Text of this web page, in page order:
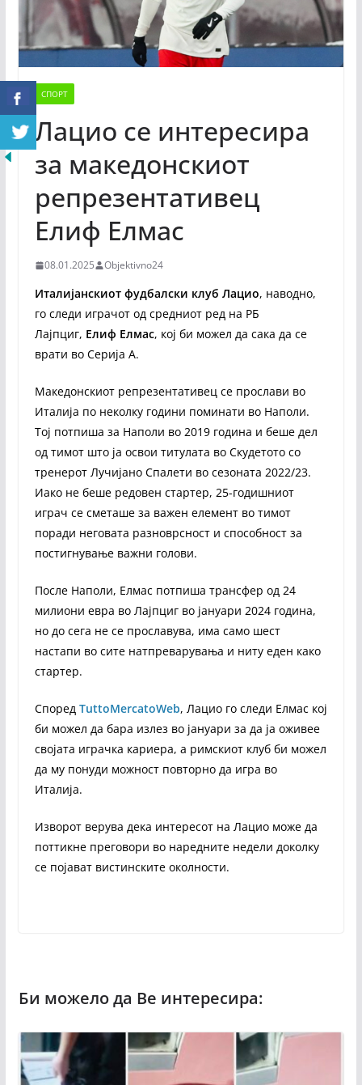
СПОРТ
Лацио се интересира
за македонскиот
репрезентативец
Елиф Елмас
08.01.2025 Objektivno24
Италијанскиот фудбалски клуб Лацио, наводно,
го следи играчот од средниот ред на РБ
Лајпциг, Елиф Елмас, кој би можел да сака да се
врати во Серија А.
Македонскиот репрезентативец се прослави во
Италија по неколку години поминати во Наполи.
Тој потпиша за Наполи во 2019 година и беше дел
од тимот што ја освои титулата во Скудетото со
тренерот Лучијано Спалети во сезоната 2022/23.
Иако не беше редовен стартер, 25-годишниот
играч се сметаше за важен елемент во тимот
поради неговата разноврсност и способност за
постигнување важни голови.
После Наполи, Елмас потпиша трансфер од 24
милиони евра во Лајпциг во јануари 2024 година,
но до сега не се прославува, има само шест
настапи во сите натпреварувања и ниту еден како
стартер.
Според TuttoMercatoWeb, Лацио го следи Елмас кој
би можел да бара излез во јануари за да ја оживее
својата играчка кариера, а римскиот клуб би можел
да му понуди можност повторно да игра во
Италија.
Изворот верува дека интересот на Лацио може да
поттикне преговори во наредните недели доколку
се појават вистинските околности.